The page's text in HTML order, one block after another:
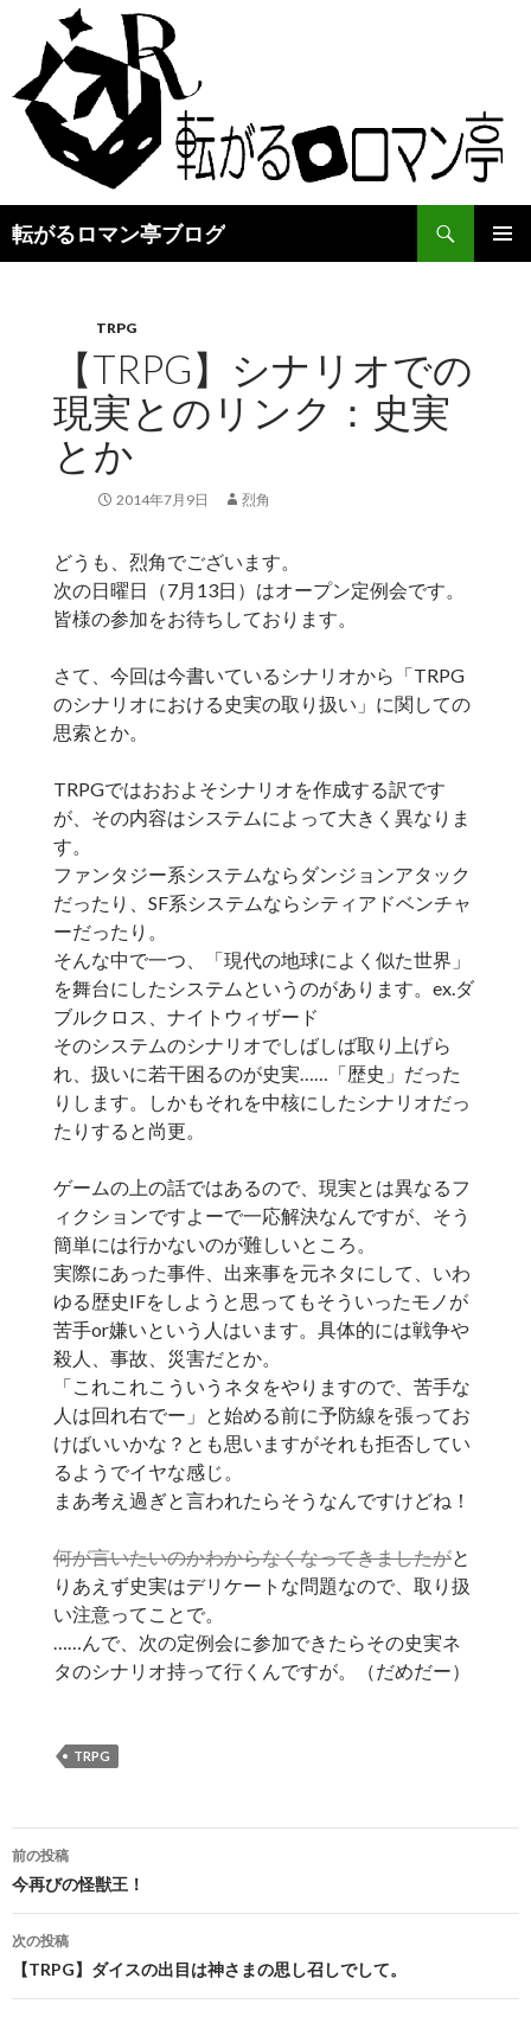
転がるロマン亭ブログ
検
索
TRPG
【TRPG】シナリオでの
現実とのリンク：史実
とか
2014年7月9日 烈角
どうも、烈角でございます。
次の日曜日（7月13日）はオープン定例会です。
皆様の参加をお待ちしております。
さて、今回は今書いているシナリオから「TRPG
のシナリオにおける史実の取り扱い」に関しての
思索とか。
TRPGではおおよそシナリオを作成する訳です
が、その内容はシステムによって大きく異なりま
す。
ファンタジー系システムならダンジョンアタック
だったり、SF系システムならシティアドベンチャ
ーだったり。
そんな中で一つ、「現代の地球によく似た世界」
を舞台にしたシステムというのがあります。ex.ダ
ブルクロス、ナイトウィザード
そのシステムのシナリオでしばしば取り上げら
れ、扱いに若干困るのが史実……「歴史」だった
りします。しかもそれを中核にしたシナリオだっ
たりすると尚更。
ゲームの上の話ではあるので、現実とは異なるフ
ィクションですよーで一応解決なんですが、そう
簡単には行かないのが難しいところ。
実際にあった事件、出来事を元ネタにして、いわ
ゆる歴史IFをしようと思ってもそういったモノが
苦手or嫌いという人はいます。具体的には戦争や
殺人、事故、災害だとか。
「これこれこういうネタをやりますので、苦手な
人は回れ右でー」と始める前に予防線を張ってお
けばいいかな？とも思いますがそれも拒否してい
るようでイヤな感じ。
まあ考え過ぎと言われたらそうなんですけどね！
何が言いたいのかわからなくなってきましたがと
りあえず史実はデリケートな問題なので、取り扱
い注意ってことで。
……んで、次の定例会に参加できたらその史実ネ
タのシナリオ持って行くんですが。（だめだー）
TRPG
投
稿
ナ
ビ
前の投稿
今再びの怪獣王！
次の投稿
【TRPG】ダイスの出目は神さまの思し召しでして。